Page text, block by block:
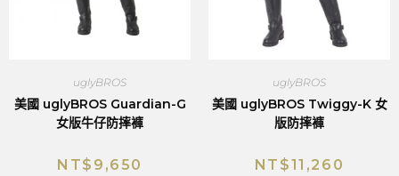
uglyBROS
美國 uglyBROS Guardian-G
女版牛仔防摔褲
NT$ 9,650
uglyBROS
美國 uglyBROS Twiggy-K 女
版防摔褲
NT$11,260